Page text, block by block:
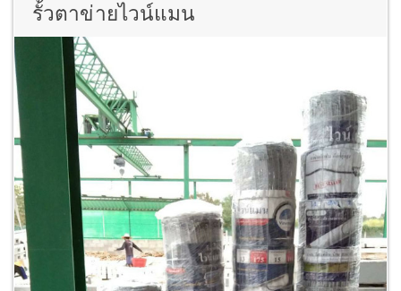
รั้วตาข่ายไวน์แมน